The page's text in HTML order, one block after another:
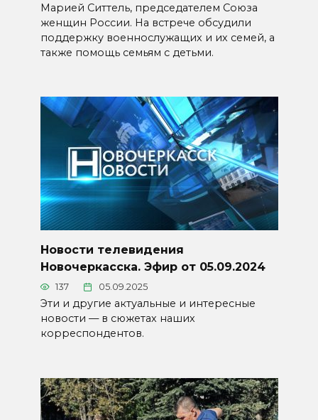
Марией Ситтель, председателем Союза
женщин России. На встрече обсудили
поддержку военнослужащих и их семей, а
также помощь семьям с детьми.
Новости телевидения
Новочеркасска. Эфир от 05.09.2024
137 05.09.2025
Эти и другие актуальные и интересные
новости — в сюжетах наших
корреспондентов.